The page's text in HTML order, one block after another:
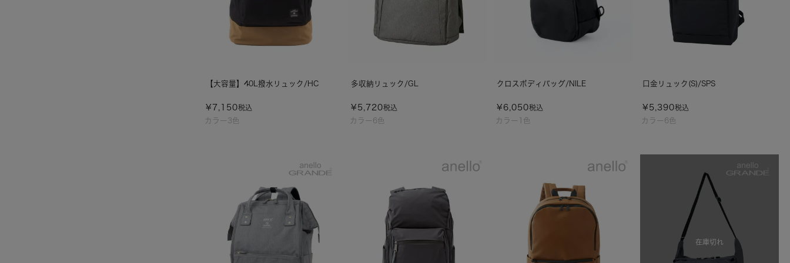
カラー3色
【大容量】40L撥水リュック/HC
¥ 7,150税込
カラー6色
多収納リュック/GL
¥ 5,720税込
カラー1色
クロスボディバッグ/NILE
¥ 6,050税込
カラー6色
口金リュック(S)/SPS
¥ 5,390税込
在庫切れ